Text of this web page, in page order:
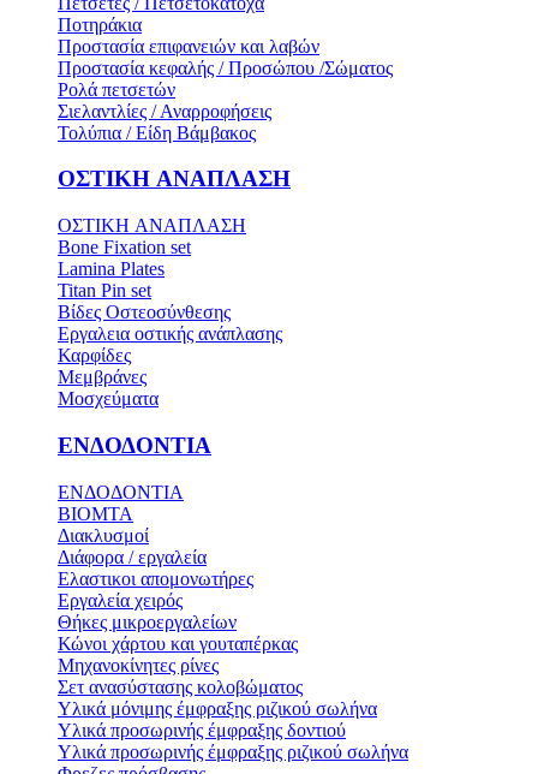
Ποτηράκια
Προστασία επιφανειών και λαβών
Προστασία κεφαλής / Προσώπου /Σώματος
Ρολά πετσετών
Σιελαντλίες / Αναρροφήσεις
Τολύπια / Είδη Βάμβακος
ΟΣΤΙΚH ΑΝΑΠΛΑΣH
ΟΣΤΙΚH ΑΝΑΠΛΑΣH
Bone Fixation set
Lamina Plates
Titan Pin set
Βίδες Οστεοσύνθεσης
Εργαλεια οστικής ανάπλασης
Καρφίδες
Μεμβράνες
Μοσχεύματα
ΕΝΔΟΔΟΝΤΙΑ
ΕΝΔΟΔΟΝΤΙΑ
BIOMTA
Διακλυσμοί
Διάφορα / εργαλεία
Ελαστικοι απομονωτήρες
Εργαλεία χειρός
Θήκες μικροεργαλείων
Κώνοι χάρτου και γουταπέρκας
Μηχανοκίνητες ρίνες
Σετ ανασύστασης κολοβώματος
Υλικά μόνιμης έμφραξης ριζικού σωλήνα
Υλικά προσωρινής έμφραξης δοντιού
Υλικά προσωρινής έμφραξης ριζικού σωλήνα